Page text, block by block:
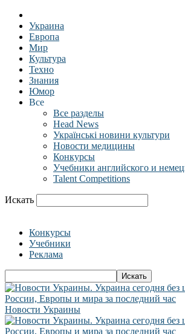
Украина
Европа
Мир
Культура
Техно
Знания
Юмор
Все
Все разделы
Head News
Українські новини культури
Новости медицины
Конкурсы
Учебники английского и
Talent Competitions
Искать
Конкурсы
Учебники
Реклама
Новости Украины